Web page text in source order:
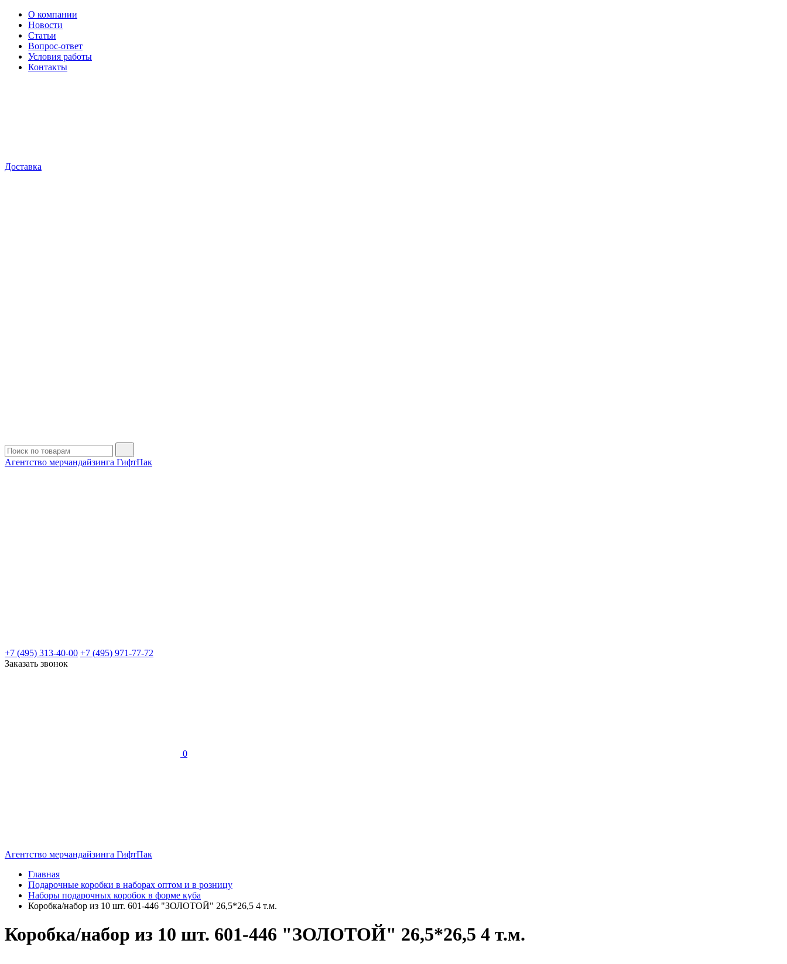
О компании
Новости
Статьи
Вопрос-ответ
Условия работы
Контакты
Доставка
Агентство мерчандайзинга ГифтПак
+7 (495) 313-40-00 +7 (495) 971-77-72
Заказать звонок
0
Агентство мерчандайзинга ГифтПак
Главная
Подарочные коробки в наборах оптом и в розницу
Наборы подарочных коробок в форме куба
Коробка/набор из 10 шт. 601-446 "ЗОЛОТОЙ" 26,5*26,5 4 т.м.
Коробка/набор из 10 шт. 601-446 "ЗОЛОТОЙ" 26,5*26,5 4 т.м.